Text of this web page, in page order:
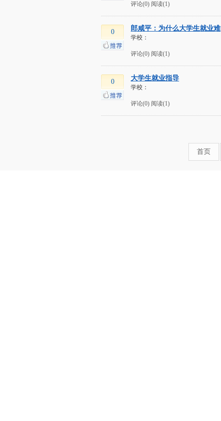
评论(0) 阅读(1)
0 郎咸平：为什么大学生就业难
学校：
评论(0) 阅读(1)
0 大学生就业指导
学校：
评论(0) 阅读(1)
首页